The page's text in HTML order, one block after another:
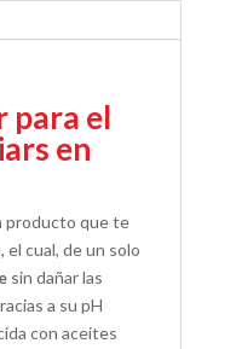
para el
en
producto que te
cual, de un solo
sin dañar las
a su pH
con aceites